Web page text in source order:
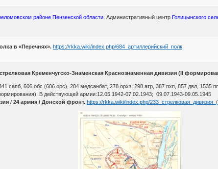
районе Пензенской области. Административный центр Голицынского
в «Перечнях». https://rkka.wiki/index.php/684_артиллерийский_полк
Кременчугско-Знаменская Краснознаменная дивизия (II
сапб, 606 обс (606 орс), 284 медсанбат, 278 орхз, 298 атр, 387 пхп, 857 двл, 1535
В действующей армии:12.05.1942-07.02.1943; 09.07.1943-09.05.1945
/ 24 армия / Донской фронт. https://rkka.wiki/index.php/233_стрелковая_дивизия_